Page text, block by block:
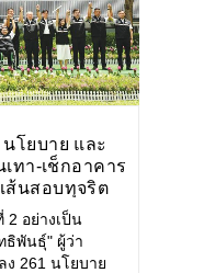
โยบาย และ
เทา-เช็กอาคาร
ส้นสอบทุจริต
2 อย่างเป็น
ธิพันธุ์" ผู้ว่า
ง 261 นโยบาย